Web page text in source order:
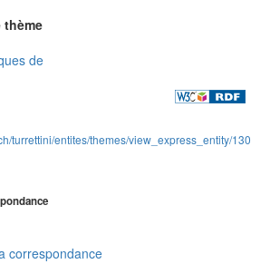
thème
de
turrettini/entites/themes/view_express_entity/130
correspondance